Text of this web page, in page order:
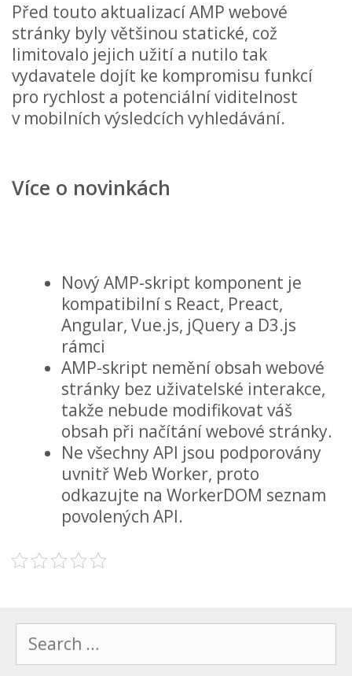
Před touto aktualizací AMP webové
stránky byly většinou statické, což
limitovalo jejich užití a nutilo tak
vydavatele dojít ke kompromisu funkcí
pro rychlost a potenciální viditelnost
v mobilních výsledcích vyhledávání.
Více o novinkách
Nový AMP-skript komponent je
kompatibilní s React, Preact,
Angular, Vue.js, jQuery a D3.js
rámci
AMP-skript nemění obsah webové
stránky bez uživatelské interakce,
takže nebude modifikovat váš
obsah při načítání webové stránky.
Ne všechny API jsou podporovány
uvnitř Web Worker, proto
odkazujte na WorkerDOM seznam
povolených API.
for: